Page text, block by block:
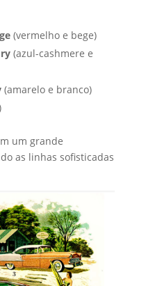
(vermelho e bege)
(azul-cashmere e
(amarelo e branco)
um grande
as linhas sofisticadas